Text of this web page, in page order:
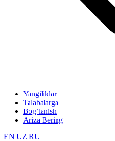
Yangiliklar
Talabalarga
Bog‘lanish
Ariza Bering
EN UZ RU